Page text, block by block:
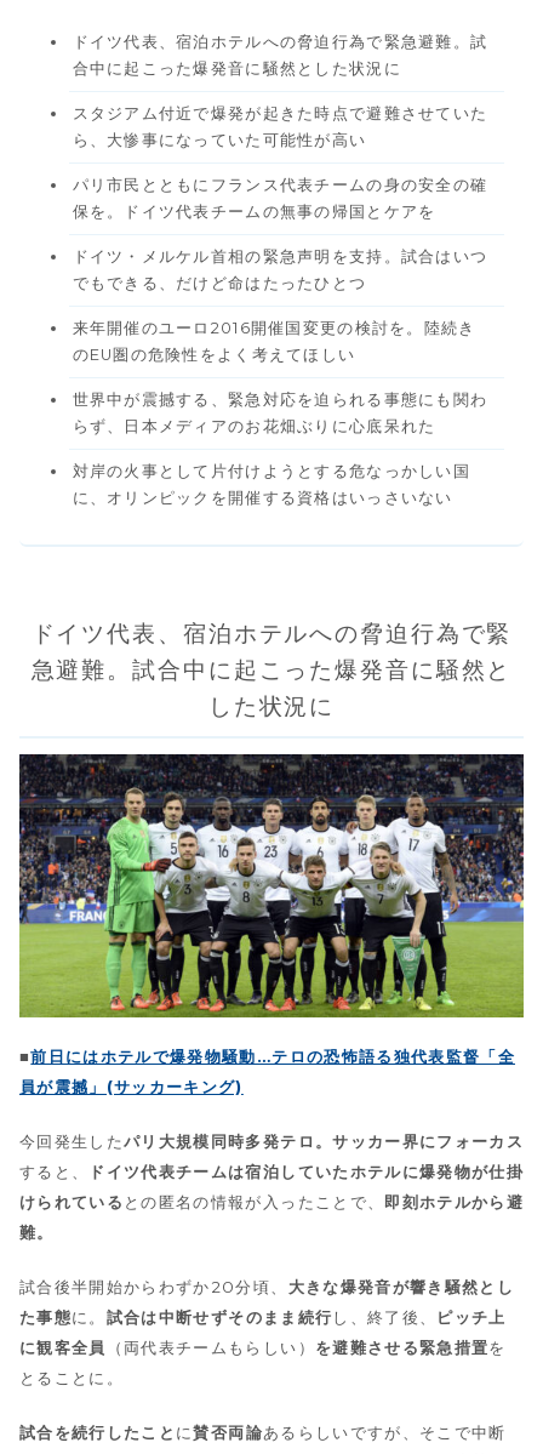
ドイツ代表、宿泊ホテルへの脅迫行為で緊急避難。試
合中に起こった爆発音に騒然とした状況に
スタジアム付近で爆発が起きた時点で避難させていた
ら、大惨事になっていた可能性が高い
パリ市民とともにフランス代表チームの身の安全の確
保を。ドイツ代表チームの無事の帰国とケアを
ドイツ・メルケル首相の緊急声明を支持。試合はいつ
でもできる、だけど命はたったひとつ
来年開催のユーロ2016開催国変更の検討を。陸続き
のEU圏の危険性をよく考えてほしい
世界中が震撼する、緊急対応を迫られる事態にも関わ
らず、日本メディアのお花畑ぶりに心底呆れた
対岸の火事として片付けようとする危なっかしい国
に、オリンピックを開催する資格はいっさいない
ドイツ代表、宿泊ホテルへの脅迫行為で緊
急避難。試合中に起こった爆発音に騒然と
した状況に
■前日にはホテルで爆発物騒動…テロの恐怖語る独代表監督「全
員が震撼」(サッカーキング)
今回発生したパリ大規模同時多発テロ。サッカー界にフォーカス
すると、
ドイツ代表チームは宿泊していたホテルに爆発物が仕掛
けられている との匿名の情報が入ったことで、 即刻ホテルから避
難。
試合後半開始からわずか20分頃、 大きな爆発音が響き騒然とし
た事態に。 試合は中断せずそのまま続行し、終了後、
ピッチ上
に観客全員
（両代表チームもらしい） を避難させる緊急措置を
とることに。
試合を続行したこと に賛否両論あるらしいですが、そこで中断